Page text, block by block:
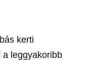
kerti
a leggyakoribb